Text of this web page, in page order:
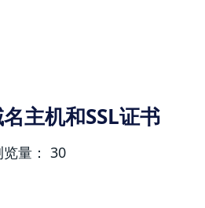
主机和SSL证书
览量： 30